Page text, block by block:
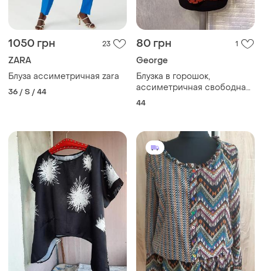
1050 грн 23
ZARA
Блуза ассиметричная zara
36 / S / 44
80 грн 1
George
Блузка в горошок,
ассиметричная свободная
блуза в горошек george, s
44